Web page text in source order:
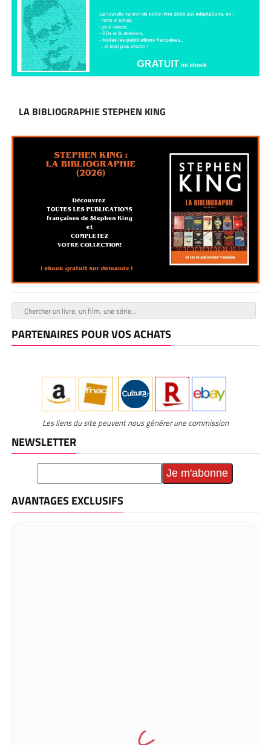
LA BIBLIOGRAPHIE STEPHEN KING
PARTENAIRES POUR VOS ACHATS
Les liens du site peuvent nous générer une commission
NEWSLETTER
AVANTAGES EXCLUSIFS